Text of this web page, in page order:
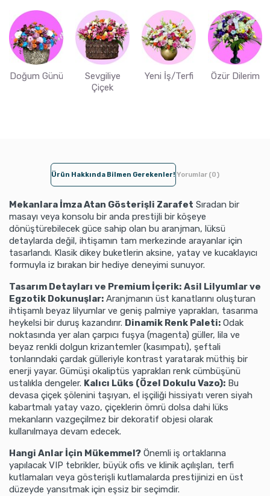
Doğum Günü
Sevgiliye
Çiçek
Yeni İş/Terfi Özür Dilerim
Ürün Hakkında Bilmen Gerekenler! Yorumlar (0)
Mekanlara İmza Atan Gösterişli Zarafet Sıradan bir
masayı veya konsolu bir anda prestijli bir köşeye
dönüştürebilecek güce sahip olan bu aranjman, lüksü
detaylarda değil, ihtişamın tam merkezinde arayanlar için
tasarlandı. Klasik dikey buketlerin aksine, yatay ve kucaklayıcı
formuyla iz bırakan bir hediye deneyimi sunuyor.
Tasarım Detayları ve Premium İçerik: Asil Lilyumlar ve
Egzotik Dokunuşlar: Aranjmanın üst kanatlarını oluşturan
ihtişamlı beyaz lilyumlar ve geniş palmiye yaprakları, tasarıma
heykelsi bir duruş kazandırır. Dinamik Renk Paleti: Odak
noktasında yer alan çarpıcı fuşya (magenta) güller, lila ve
beyaz renkli dolgun krizantemler (kasımpatı), şeftali
tonlarındaki çardak gülleriyle kontrast yaratarak müthiş bir
enerji yayar. Gümüşi okaliptüs yaprakları renk cümbüşünü
ustalıkla dengeler. Kalıcı Lüks (Özel Dokulu Vazo): Bu
devasa çiçek şölenini taşıyan, el işçiliği hissiyatı veren siyah
kabartmalı yatay vazo, çiçeklerin ömrü dolsa dahi lüks
mekanların vazgeçilmez bir dekoratif objesi olarak
kullanılmaya devam edecek.
Hangi Anlar İçin Mükemmel? Önemli iş ortaklarına
yapılacak VIP tebrikler, büyük ofis ve klinik açılışları, terfi
kutlamaları veya gösterişli kutlamalarda prestijinizi en üst
düzeyde yansıtmak için eşsiz bir seçimdir.